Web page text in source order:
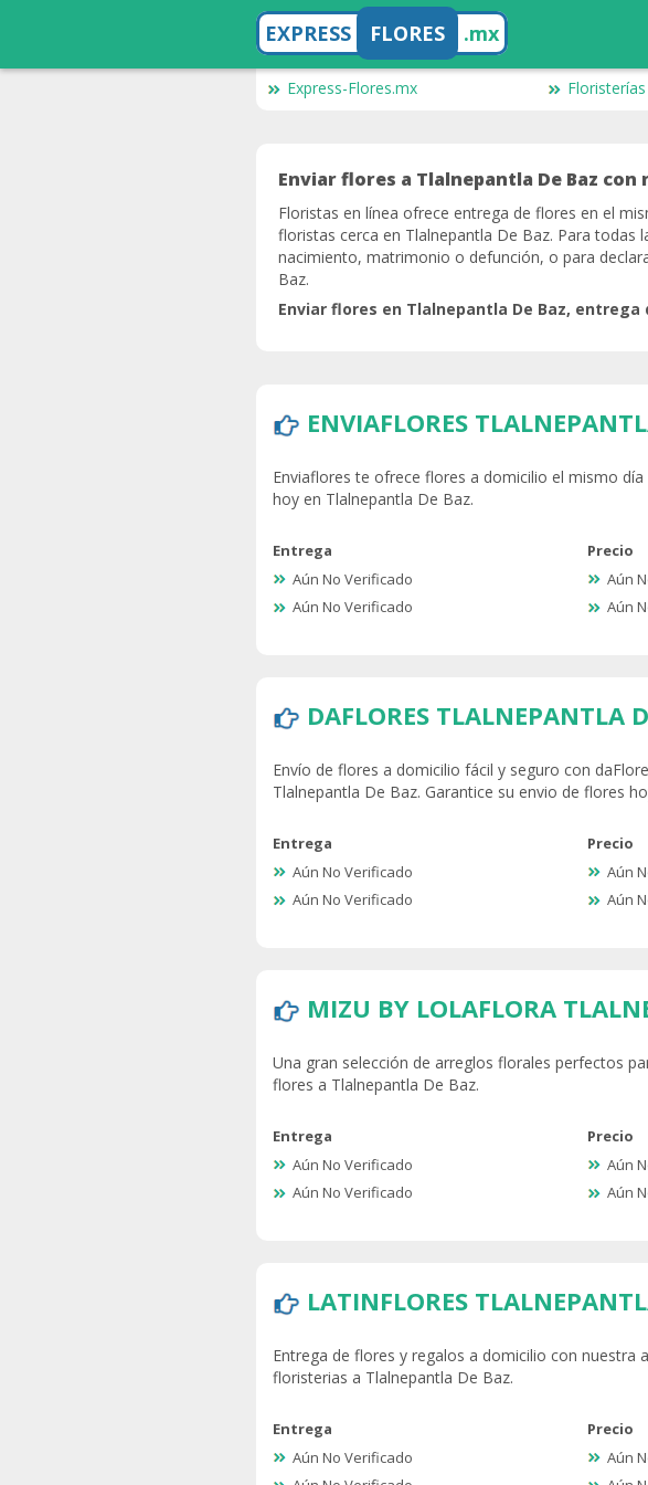
EXPRESS FLORES .mx
Express-Flores.mx
Enviar flores a Tlalnepantla De Baz
Floristas en línea ofrece entrega de flores en el
floristas cerca en Tlalnepantla De Baz. Para todas
nacimiento, matrimonio o defunción, o para
Baz.
Enviar flores en Tlalnepantla De Baz,
ENVIAFLORES
Enviaflores te ofrece flores a domicilio el mismo
hoy en Tlalnepantla De Baz.
Entrega
Aún No Verificado
Aún No Verificado
Precio
Aún
Aún
DAFLORES TLALNEPANTLA
Envío de flores a domicilio fácil y seguro con
Tlalnepantla De Baz. Garantice su envio de flores
Entrega
Aún No Verificado
Aún No Verificado
Precio
Aún
Aún
MIZU BY LOLAFLORA
Una gran selección de arreglos florales perfectos
flores a Tlalnepantla De Baz.
Entrega
Aún No Verificado
Aún No Verificado
Precio
Aún
Aún
LATINFLORES
Entrega de flores y regalos a domicilio con nuestra
floristerias a Tlalnepantla De Baz.
Entrega
Aún No Verificado
Precio
Aún